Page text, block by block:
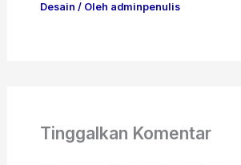
Desain / Oleh adminpenulis
Tinggalkan Komentar